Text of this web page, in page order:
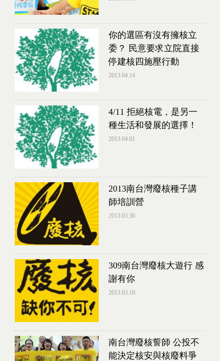
你的選區有沒有擁核立
委？ 民意要求立院直接
停建核四施壓行動
2013.04.14
4/11 拒絕核電，是另一
種生活和發展的選擇！
2013.04.01
2013南台灣廢核種子講
師培訓營
2013.03.30
309南台灣廢核大遊行 感
謝有你
2013.03.10
南台灣廢核誓師 公投不
能決定核安與核廢料爭